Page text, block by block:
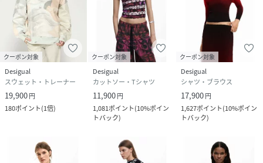
クーポン対象
Desigual
スウェット・トレーナー
19,900円
180ポイント(1倍)
クーポン対象
Desigual
カットソー・Tシャツ
11,900円
1,081ポイント(10%ポイン
トバック)
クーポン対象
Desigual
シャツ・ブラウス
17,900円
1,627ポイント(10%ポイン
トバック)